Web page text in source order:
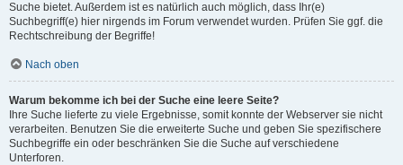
Suche bietet. Außerdem ist es natürlich auch möglich, dass Ihr(e)
Suchbegriff(e) hier nirgends im Forum verwendet wurden. Prüfen Sie ggf. die
Rechtschreibung der Begriffe!
Nach oben
Warum bekomme ich bei der Suche eine leere Seite?
Ihre Suche lieferte zu viele Ergebnisse, somit konnte der Webserver sie nicht
verarbeiten. Benutzen Sie die erweiterte Suche und geben Sie spezifischere
Suchbegriffe ein oder beschränken Sie die Suche auf verschiedene
Unterforen.